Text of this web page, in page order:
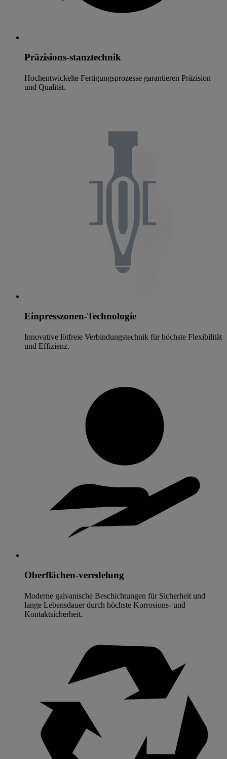
Präzisions-stanztechnik
Hochentwickelte Fertigungsprozesse garantieren Präzision
und Qualität.
Einpresszonen-Technologie
Innovative lötfreie Verbindungstechnik für höchste Flexibilität
und Effizienz.
Oberflächen-veredelung
Moderne galvanische Beschichtungen für Sicherheit und
lange Lebensdauer durch höchste Korrosions- und
Kontaktsicherheit.